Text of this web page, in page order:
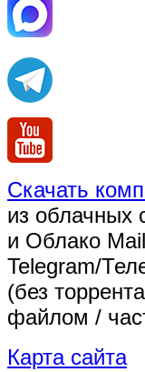
Скачать
из облачных
и Облако
Telegram/
(без
файлом /
Карта сайта